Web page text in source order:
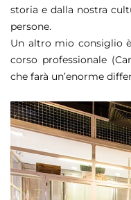
storia e dalla nostra
persone.
Un altro mio consiglio
corso professionale
che farà un’enorme